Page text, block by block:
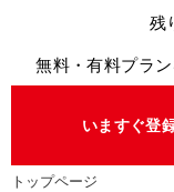
残
無料・有料プラ
いますぐ登
トップページ